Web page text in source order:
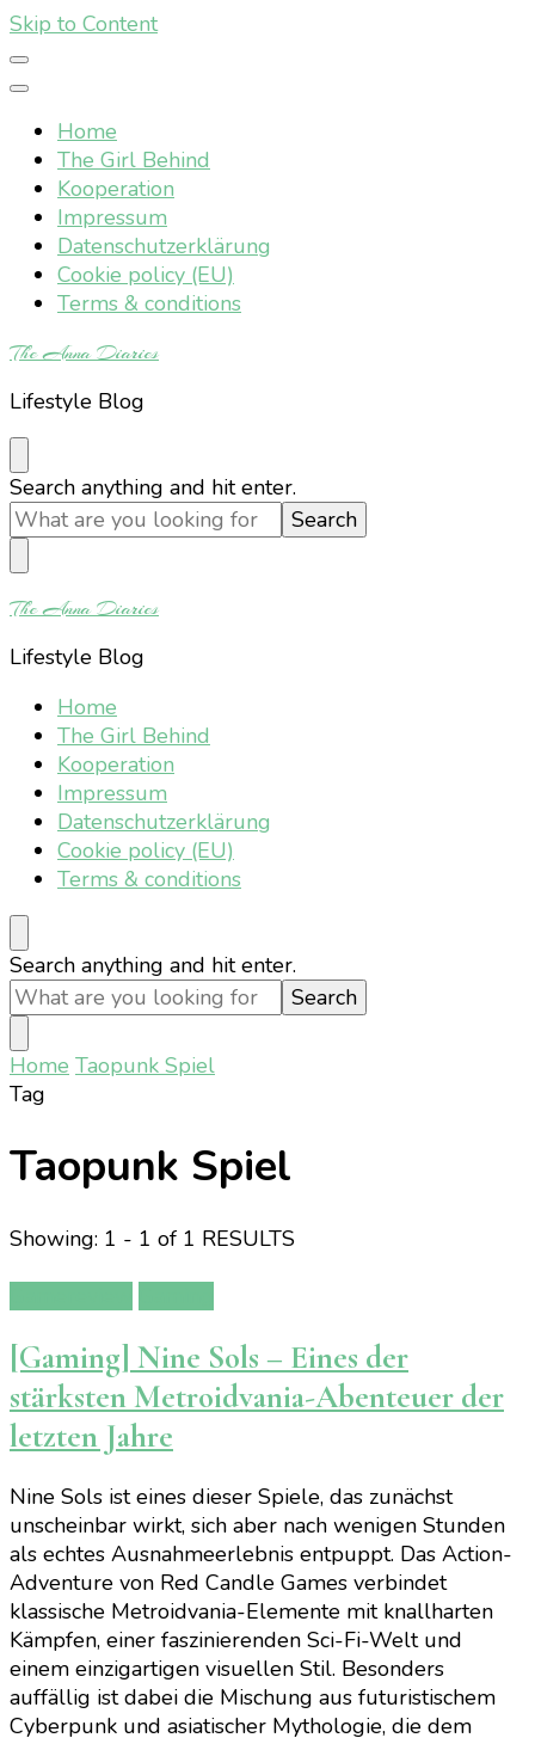
Skip to Content
Home
The Girl Behind
Kooperation
Impressum
Datenschutzerklärung
Cookie policy (EU)
Terms & conditions
The Anna Diaries
Lifestyle Blog
Looking
for
Something?
Search anything and hit enter.
The Anna Diaries
Lifestyle Blog
Home
The Girl Behind
Kooperation
Impressum
Datenschutzerklärung
Cookie policy (EU)
Terms & conditions
Looking
for
Something?
Search anything and hit enter.
Home Taopunk Spiel
Tag
Taopunk Spiel
Showing: 1 - 1 of 1 RESULTS
[Gaming] Nine Sols – Eines der
stärksten Metroidvania-Abenteuer der
letzten Jahre
Nine Sols ist eines dieser Spiele, das zunächst
unscheinbar wirkt, sich aber nach wenigen Stunden
als echtes Ausnahmeerlebnis entpuppt. Das Action-
Adventure von Red Candle Games verbindet
klassische Metroidvania-Elemente mit knallharten
Kämpfen, einer faszinierenden Sci-Fi-Welt und
einem einzigartigen visuellen Stil. Besonders
auffällig ist dabei die Mischung aus futuristischem
Cyberpunk und asiatischer Mythologie, die dem